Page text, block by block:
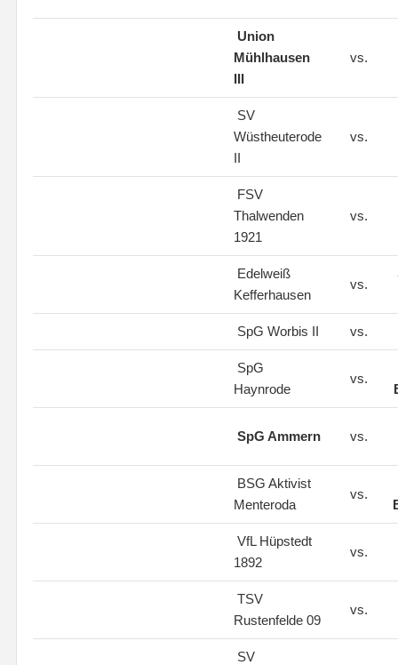
Union
Mühlhausen
III
vs.
SV
Wüstheuterode
II
vs.
FSV
Thalwenden
1921
vs.
Edelweiß
Kefferhausen
vs.
SpG Worbis II vs.
SpG
Haynrode
vs.
SpG Ammern vs.
BSG Aktivist
Menteroda
vs.
VfL Hüpstedt
1892
vs.
TSV
Rustenfelde 09
vs.
SV